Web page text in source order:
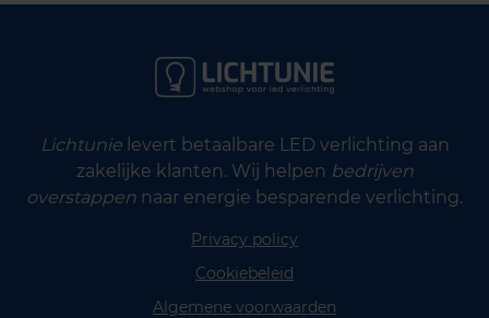
Lichtunielevert betaalbare LED verlichting aan
zakelijke klanten. Wij helpen bedrijven
overstappen naar energie besparende verlichting.
Privacy policy
Cookiebeleid
Algemene voorwaarden